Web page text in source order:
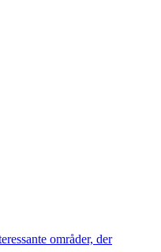
områder, der